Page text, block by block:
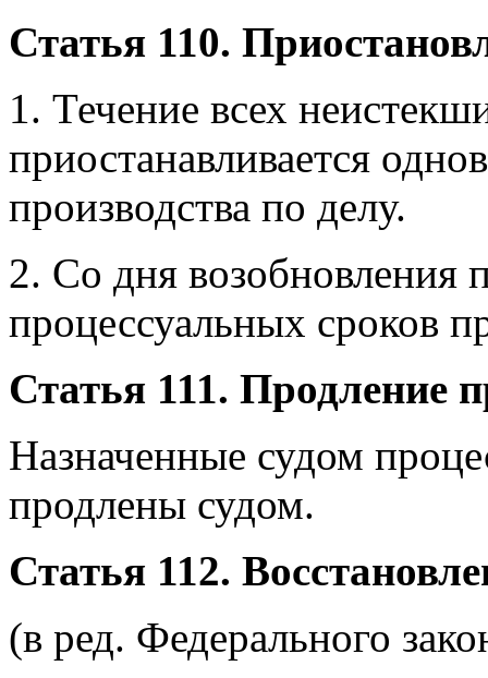
Статья 110.
1. Течение всех
приостанавливается
производства по делу.
2. Со дня возобновления
процессуальных сроков
Статья 111. Продление
Назначенные судом
продлены судом.
Статья 112.
(в ред. Федерального